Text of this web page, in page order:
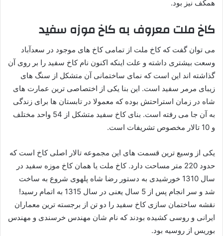
همکف نیز بود.
کاخ ملت معروف به کاخ موزه سفید
می توان گفت که کاخ ملت از تمامی کاخ های موجود در سعدآباد
وسعت بیشتری داشته و علت اینکه اکنون نام کاخ سفید را بر روی آن
گذاشته اند این است که نمای ساختمانی آن متشکل از سنگ های
زیبای مرمر سفید است. این بنا یکی از اختصاصی ترین عمارت های
شاه در زمان استراحتش بوده که معمولا در تابستان ها برای زندگی
به آن جا می رفته است. بنای کاخ سفید متشکل از 54 واحد مختلف
و 10 تالار مخصوص تشریفات است.
یکی از وسیع ترین قسمت های این مجموعه تالار اصلی کاخ است که
حدود 220 متر مساحت دارد. کاخ ملت یا همان کاخ موزه سفید در
سال 1310 خورشیدی به دستور رضا شاه پلهوی شروع به ساخت
شد و سر انجام پس از 5 سال یعنی در سال 1315 به اتمام رسید!
نقشه ساختمان سازی کاخ سفید را دو تن از برجسته ترین معماران
ایرانی و روسی کشیده بودند که نام شان مهندس خرسندی و مهندس
بوریس از روسیه بود.